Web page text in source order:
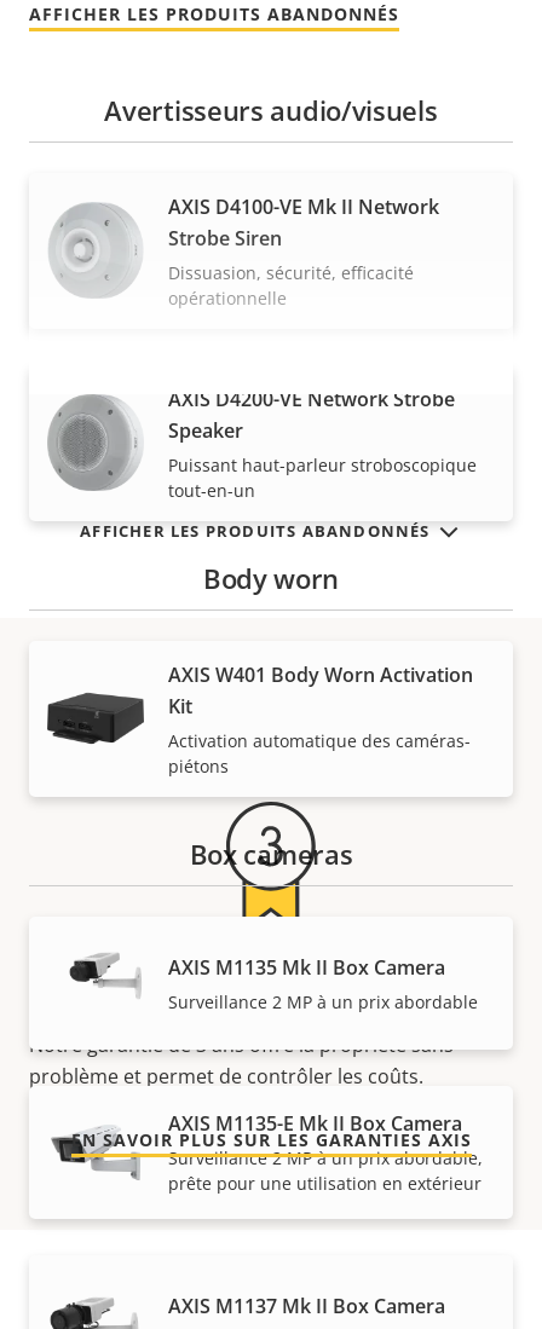
AFFICHER LES PRODUITS ABANDONNÉS
VOIR PLUS
Avertisseurs audio/visuels
AXIS D4100-VE Mk II Network
Strobe Siren
Dissuasion, sécurité, efficacité
opérationnelle
AXIS D4200-VE Network Strobe
Speaker
Puissant haut-parleur stroboscopique
tout-en-un
Body worn
AXIS W401 Body Worn Activation
Kit
Activation automatique des caméras-
piétons
Box cameras
AXIS M1135 Mk II Box Camera
Surveillance 2 MP à un prix abordable
AXIS M1135-E Mk II Box Camera
Surveillance 2 MP à un prix abordable,
prête pour une utilisation en extérieur
AXIS M1137 Mk II Box Camera
AFFICHER LES PRODUITS ABANDONNÉS
Garantie
Pour la tranquillité d'esprit
Notre garantie de 3 ans offre la propriété sans
problème et permet de contrôler les coûts.
EN SAVOIR PLUS SUR LES GARANTIES AXIS